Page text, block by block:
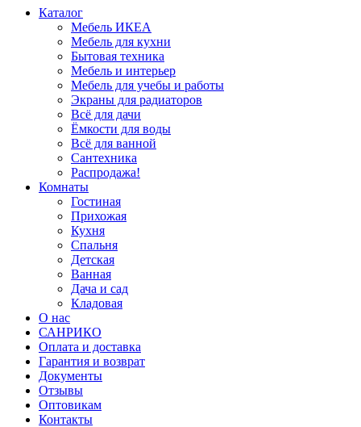
Каталог
Мебель ИКЕА
Мебель для кухни
Бытовая техника
Мебель и интерьер
Мебель для учебы и работы
Экраны для радиаторов
Всё для дачи
Ёмкости для воды
Всё для ванной
Сантехника
Распродажа!
Комнаты
Гостиная
Прихожая
Кухня
Спальня
Детская
Ванная
Дача и сад
Кладовая
О нас
САНРИКО
Оплата и доставка
Гарантия и возврат
Документы
Отзывы
Оптовикам
Контакты